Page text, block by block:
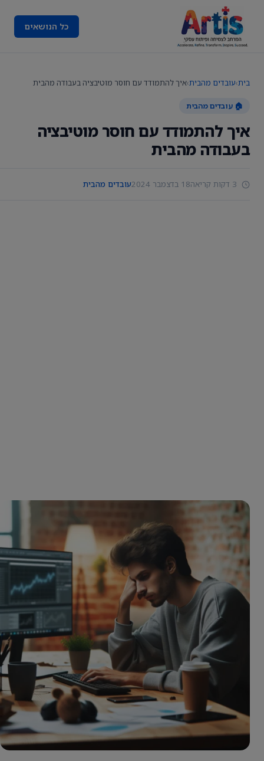
כל הנושאים
בית›עובדים מהבית›איך להתמודד עם חוסר מוטיבציה בעבודה מהבית
🏠 עובדים מהבית
איך להתמודד עם חוסר מוטיבציה
בעבודה מהבית
18 בדצמבר 2024 עובדים מהבית